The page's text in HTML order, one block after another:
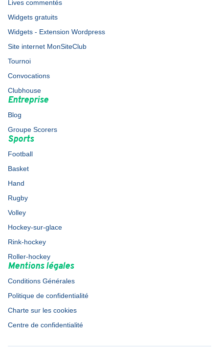
Lives commentés
Widgets gratuits
Widgets - Extension Wordpress
Site internet MonSiteClub
Tournoi
Convocations
Clubhouse
Entreprise
Blog
Groupe Scorers
Sports
Football
Basket
Hand
Rugby
Volley
Hockey-sur-glace
Rink-hockey
Roller-hockey
Mentions légales
Conditions Générales
Politique de confidentialité
Charte sur les cookies
Centre de confidentialité